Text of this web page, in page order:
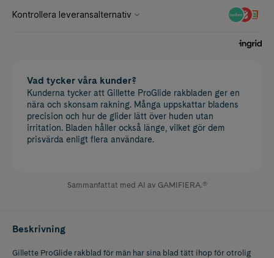
Vad tycker våra kunder?
Kunderna tycker att Gillette ProGlide rakbladen ger en
nära och skonsam rakning. Många uppskattar bladens
precision och hur de glider lätt över huden utan
irritation. Bladen håller också länge, vilket gör dem
prisvärda enligt flera användare.
Sammanfattat med AI av GAMIFIERA.®
Beskrivning
Gillette ProGlide rakblad för män har sina blad tätt ihop för otrolig